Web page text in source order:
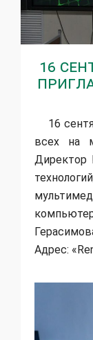
16
16
всех на
Директор
Адрес: